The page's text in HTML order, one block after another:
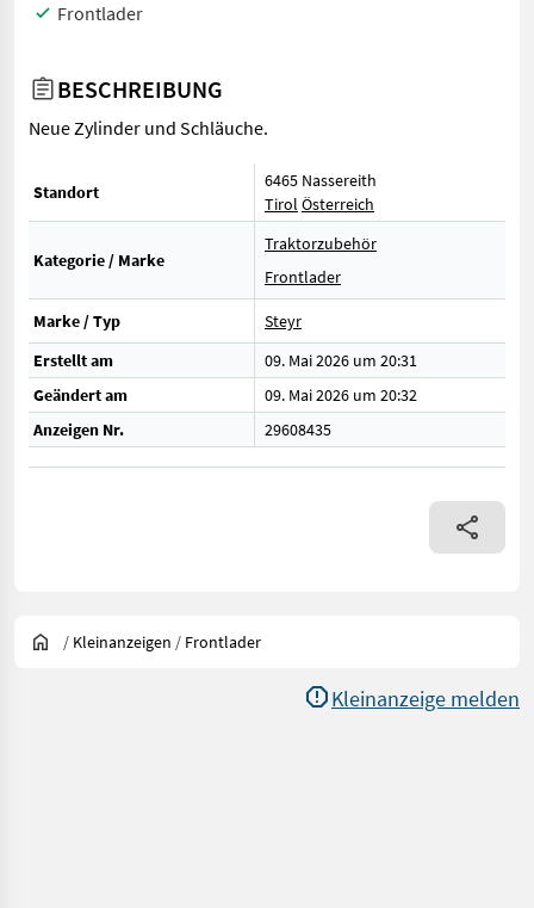
Frontlader
BESCHREIBUNG
Neue Zylinder und Schläuche.
Standort
6465 Nassereith
Tirol Österreich
Kategorie / Marke
Traktorzubehör
Frontlader
Marke / Typ
Steyr
Erstellt am
09. Mai 2026 um 20:31
Geändert am
09. Mai 2026 um 20:32
Anzeigen Nr.
29608435
/ Kleinanzeigen / Frontlader
Kleinanzeige melden